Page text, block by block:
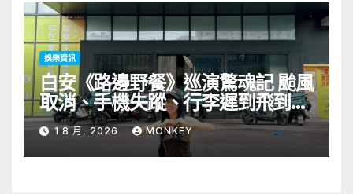
娛樂資訊
白安《路邊野餐》巡演驚魂記 颱風
取消、手機失蹤、行李遲到飛到當
地才被通知演出取消 笑喊「當歌手
十年第一次遇到」
1 8 月, 2026 MONKEY